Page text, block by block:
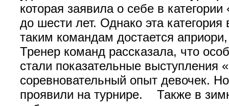
которая заявила о себе в
до шести лет. Однако эта категория
таким командам достается
Тренер команд рассказала, что
стали показательные
соревновательный опыт девочек.
проявили на турнире. Также в